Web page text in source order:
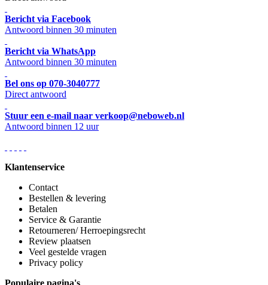
Bericht via Facebook
Antwoord binnen 30 minuten
Bericht via WhatsApp
Antwoord binnen 30 minuten
Bel ons op 070-3040777
Direct antwoord
Stuur een e-mail naar verkoop@neboweb.nl
Antwoord binnen 12 uur
Klantenservice
Contact
Bestellen & levering
Betalen
Service & Garantie
Retourneren/ Herroepingsrecht
Review plaatsen
Veel gestelde vragen
Privacy policy
Populaire pagina's